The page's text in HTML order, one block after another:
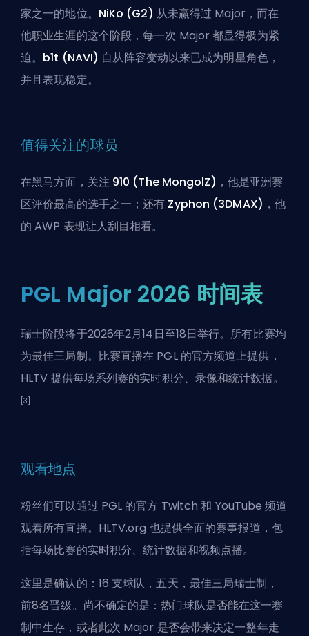
家之一的地位。 NiKo (G2) 从未赢得过 Major，而在
他职业生涯的这个阶段，每一次 Major 都显得极为紧
迫。 b1t (NAVI) 自从阵容变动以来已成为明星角色，
并且表现稳定。
值得关注的球员
在黑马方面，关注 910 (The MongolZ) ，他是亚洲赛
区评价最高的选手之一；还有 Zyphon (3DMAX) ，他
的 AWP 表现让人刮目相看。
PGL Major 2026 时间表
瑞士阶段将于2026年2月14日至18日举行。所有比赛均
为最佳三局制。比赛直播在 PGL 的官方频道上提供，
HLTV 提供每场系列赛的实时积分、录像和统计数据。
[3]
观看地点
粉丝们可以通过 PGL 的官方 Twitch 和 YouTube 频道
观看所有直播。HLTV.org 也提供全面的赛事报道，包
括每场比赛的实时积分、统计数据和视频点播。
这里是确认的：16 支球队，五天，最佳三局瑞士制，
前8名晋级。尚不确定的是：热门球队是否能在这一赛
制中生存，或者此次 Major 是否会带来决定一整年走